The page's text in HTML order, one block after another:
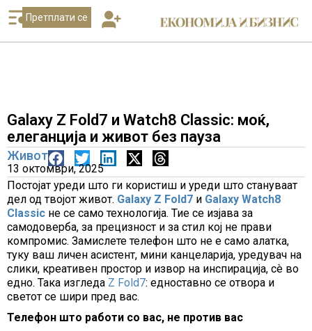
Претплати се
Galaxy Z Fold7 и Watch8 Classic: моќ,
елеганција и живот без пауза
Живот
13 октомври, 2025
Постојат уреди што ги користиш и уреди што стануваат
дел од твојот живот. Galaxy Z Fold7 и Galaxy Watch8
Classic не се само технологија. Тие се изјава за
самодоверба, за прецизност и за стил кој не прави
компромис. Замислете телефон што не е само алатка,
туку ваш личен асистент, мини канцеларија, уредувач на
слики, креативен простор и извор на инспирација, сè во
едно. Така изгледа Z Fold7: едноставно се отвора и
светот се шири пред вас.
Телефон што работи со вас, не против вас